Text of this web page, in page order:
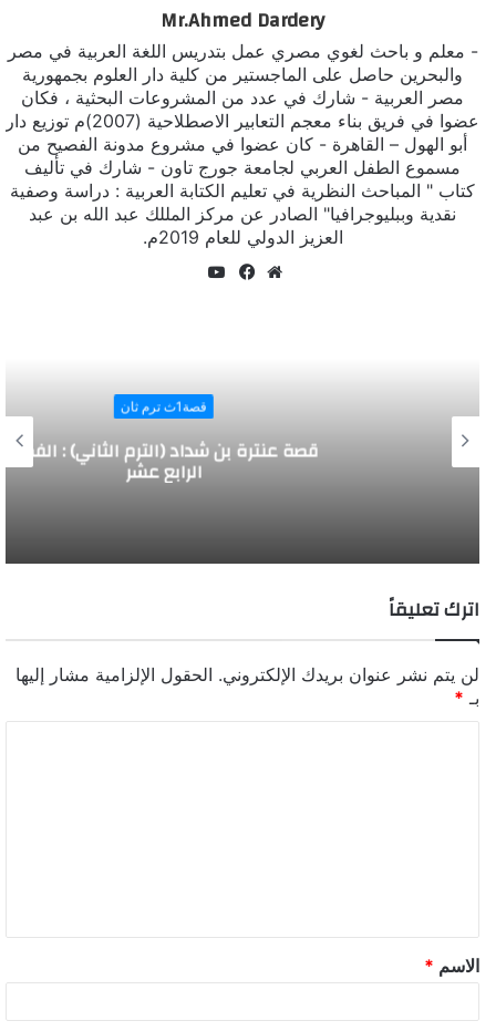
Mr.Ahmed Dardery
- معلم و باحث لغوي مصري عمل بتدريس اللغة العربية في مصر
والبحرين حاصل على الماجستير من كلية دار العلوم بجمهورية
مصر العربية - شارك في عدد من المشروعات البحثية ، فكان
عضوا في فريق بناء معجم التعابير الاصطلاحية (2007)م توزيع دار
أبو الهول – القاهرة - كان عضوا في مشروع مدونة الفصيح من
مسموع الطفل العربي لجامعة جورج تاون - شارك في تأليف
كتاب " المباحث النظرية في تعليم الكتابة العربية : دراسة وصفية
نقدية وببليوجرافيا" الصادر عن مركز المللك عبد الله بن عبد
العزيز الدولي للعام 2019م.
قصة عنترة بن شداد (الترم الثاني) : الفصل
الرابع عشر
اترك تعليقاً
لن يتم نشر عنوان بريدك الإلكتروني. الحقول الإلزامية مشار إليها
بـ *
الاسم *